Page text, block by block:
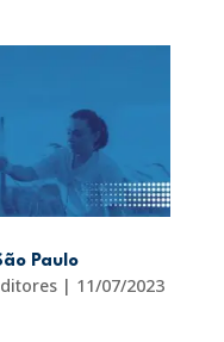
Paulo
| 11/07/2023